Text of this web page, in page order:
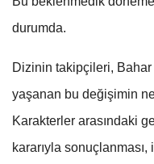
durumda.
Dizinin takipçileri,
yaşanan bu değişimin
Karakterler arasındaki
kararıyla